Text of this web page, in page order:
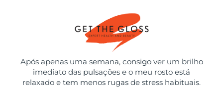
Após apenas uma semana, consigo ver um brilho
imediato das pulsações e o meu rosto está
relaxado e tem menos rugas de stress habituais.